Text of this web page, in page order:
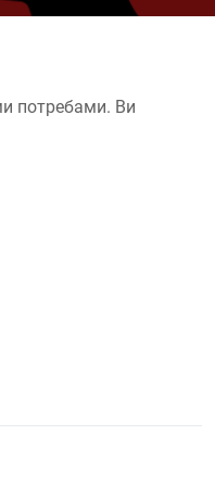
потребами. Ви